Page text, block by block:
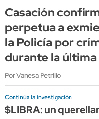
Casación
perpetua a
la Policía por
durante la
Por Vanesa Petrillo
Continúa la investigación
$LIBRA: un